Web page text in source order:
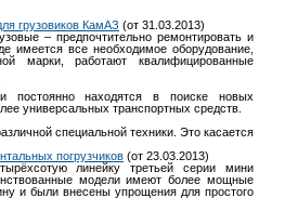
грузовиков КамАЗ (от 31.03.2013)
– предпочтительно ремонтировать и
имеется все необходимое оборудование,
марки, работают квалифицированные
постоянно находятся в поиске новых
универсальных транспортных средств.
специальной техники. Это касается
погрузчиков (от 23.03.2013)
линейку третьей серии мини
модели имеют более мощные
и были внесены упрощения для простого